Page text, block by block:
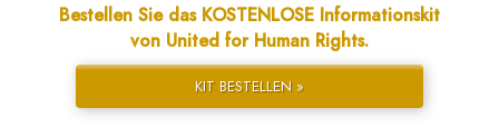
Bestellen Sie das KOSTENLOSE Informationskit
von United for Human Rights.
KIT BESTELLEN »